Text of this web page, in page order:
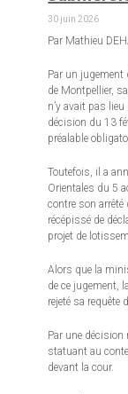
30 juin 2026
Par Mathieu
Par un
de Montpellier,
n’y avait pas
décision du 13
préalable
Toutefois, il a
Orientales du 5
contre son
récépissé de
projet de
Alors que la
de ce jugement,
rejeté sa
Par une
statuant au
devant la cour.